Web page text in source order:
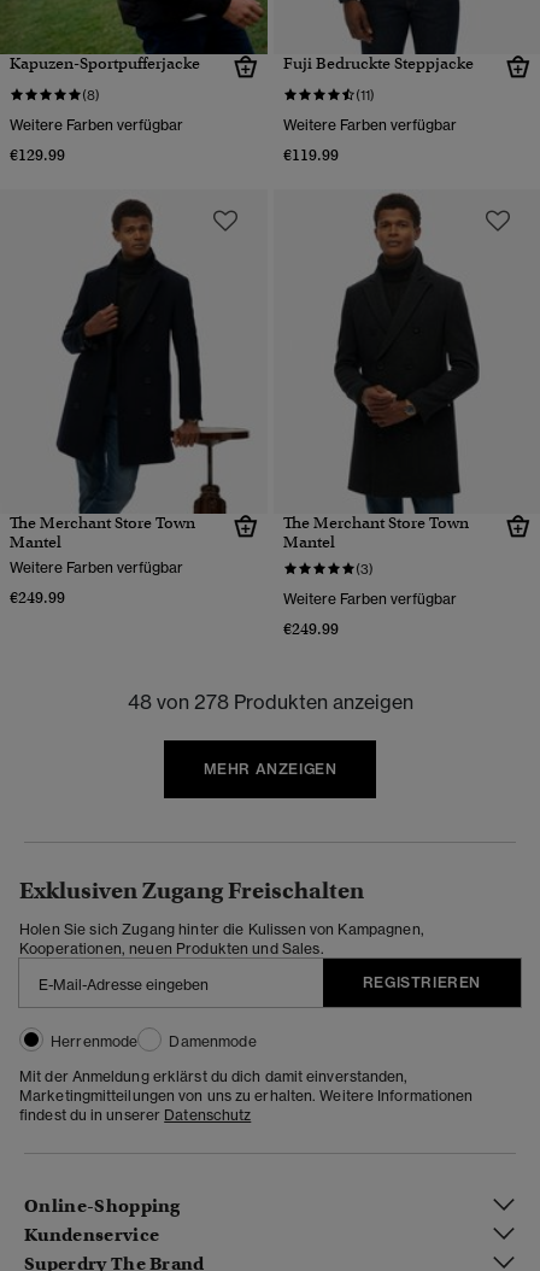
Kapuzen-Sportpufferjacke
(8)
Weitere Farben verfügbar
€129.99
Fuji Bedruckte Steppjacke
(11)
Weitere Farben verfügbar
€119.99
The Merchant Store Town
Mantel
Weitere Farben verfügbar
€249.99
The Merchant Store Town
Mantel
(3)
Weitere Farben verfügbar
€249.99
48 von 278 Produkten anzeigen
MEHR ANZEIGEN
Exklusiven Zugang Freischalten
Holen Sie sich Zugang hinter die Kulissen von Kampagnen,
Kooperationen, neuen Produkten und Sales.
REGISTRIEREN
Herrenmode
Damenmode
Mit der Anmeldung erklärst du dich damit einverstanden,
Marketingmitteilungen von uns zu erhalten. Weitere Informationen
findest du in unserer Datenschutz
Online-Shopping
Kundenservice
Superdry The Brand